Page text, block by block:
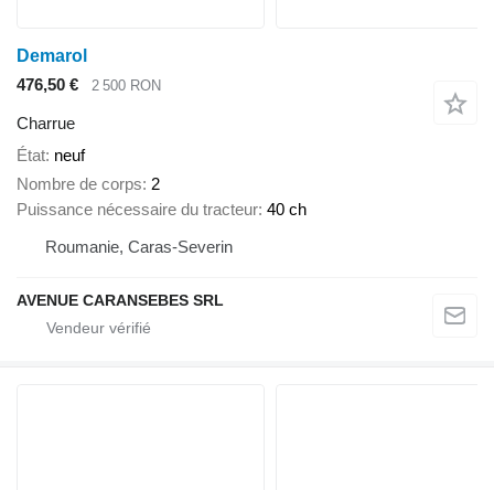
Demarol
476,50 €
2 500 RON
Charrue
État neuf
Nombre de corps 2
Puissance nécessaire du tracteur 40 ch
Roumanie, Caras-Severin
AVENUE CARANSEBES SRL